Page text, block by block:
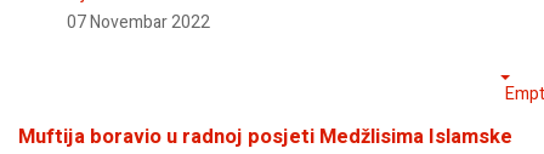
07 Novembar 2022
Muftija boravio u radnoj posjeti Medžlisima Islamske